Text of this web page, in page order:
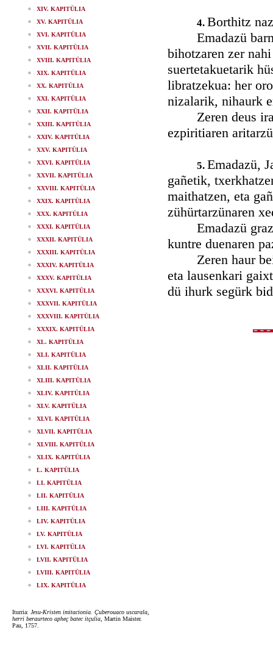
XIV. KAPITÜLIA
XV. KAPITÜLIA
XVI. KAPITÜLIA
XVII. KAPITÜLIA
XVIII. KAPITÜLIA
XIX. KAPITÜLIA
XX. KAPITÜLIA
XXI. KAPITÜLIA
XXII. KAPITÜLIA
XXIII. KAPITÜLIA
XXIV. KAPITÜLIA
XXV. KAPITÜLIA
XXVI. KAPITÜLIA
XXVII. KAPITÜLIA
XXVIII. KAPITÜLIA
XXIX. KAPITÜLIA
XXX. KAPITÜLIA
XXXI. KAPITÜLIA
XXXII. KAPITÜLIA
XXXIII. KAPITÜLIA
XXXIV. KAPITÜLIA
XXXV. KAPITÜLIA
XXXVI. KAPITÜLIA
XXXVII. KAPITÜLIA
XXXVIII. KAPITÜLIA
XXXIX. KAPITÜLIA
XL. KAPITÜLIA
XLI. KAPITÜLIA
XLII. KAPITÜLIA
XLIII. KAPITÜLIA
XLIV. KAPITÜLIA
XLV. KAPITÜLIA
XLVI. KAPITÜLIA
XLVII. KAPITÜLIA
XLVIII. KAPITÜLIA
XLIX. KAPITÜLIA
L. KAPITÜLIA
LI. KAPITÜLIA
LII. KAPITÜLIA
LIII. KAPITÜLIA
LIV. KAPITÜLIA
LV. KAPITÜLIA
LVI. KAPITÜLIA
LVII. KAPITÜLIA
LVIII. KAPITÜLIA
LIX. KAPITÜLIA
Iturria: Jesu-Kristen imitacionia. Çuberouaco uscarala,
herri beraurteco apheç batec itçulia , Martin Maister.
Pau, 1757.
4. Borthitz
Emadazü
bihotzaren zer
suertetakuetarik
libratzekua: her
nizalarik, nihaurk
Zeren deus
ezpiritiaren
5. Emadazü,
gañetik,
maithatzen, eta
zühürtarzünaren
Emadazü grazia
kuntre duenaren
Zeren haur
eta lausenkari
dü ihurk segürk